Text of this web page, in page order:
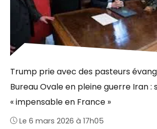
Trump prie avec des pasteurs
Bureau Ovale en pleine guerre Iran :
« impensable en France »
Le 6 mars 2026 à 17h05